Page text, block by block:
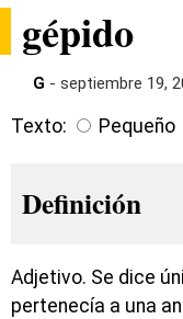
gépido
G - septiembre 19,
Texto: Pequeño
Definición
Adjetivo. Se dice
pertenecía a una